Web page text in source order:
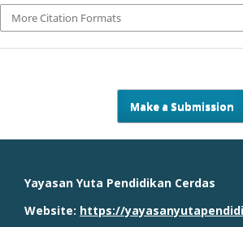
More Citation Formats
Make a Submission
Yayasan Yuta Pendidikan Cerdas
Website: https://